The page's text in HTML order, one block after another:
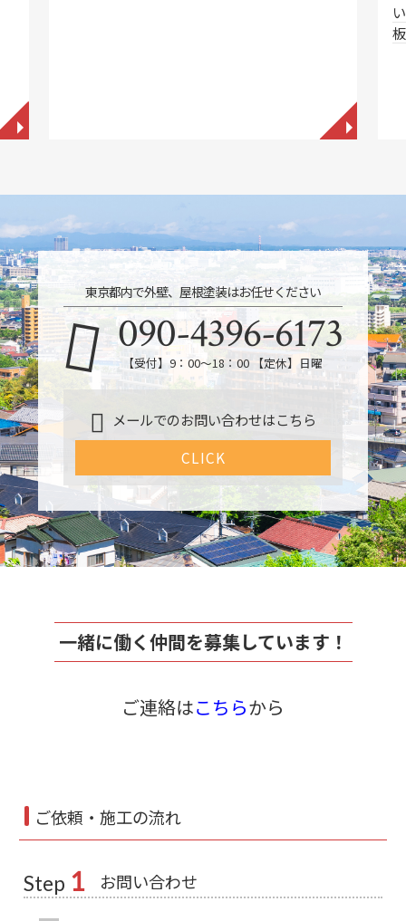
◥ ◥
東京都内で外壁、屋根塗装はお任せください
090-4396-6173
【受付】9：00～18：00 【定休】日曜
メールでのお問い合わせはこちら
CLICK
一緒に働く仲間を募集しています！
ご連絡はこちらから
ご依頼・施工の流れ
Step 1 お問い合わせ